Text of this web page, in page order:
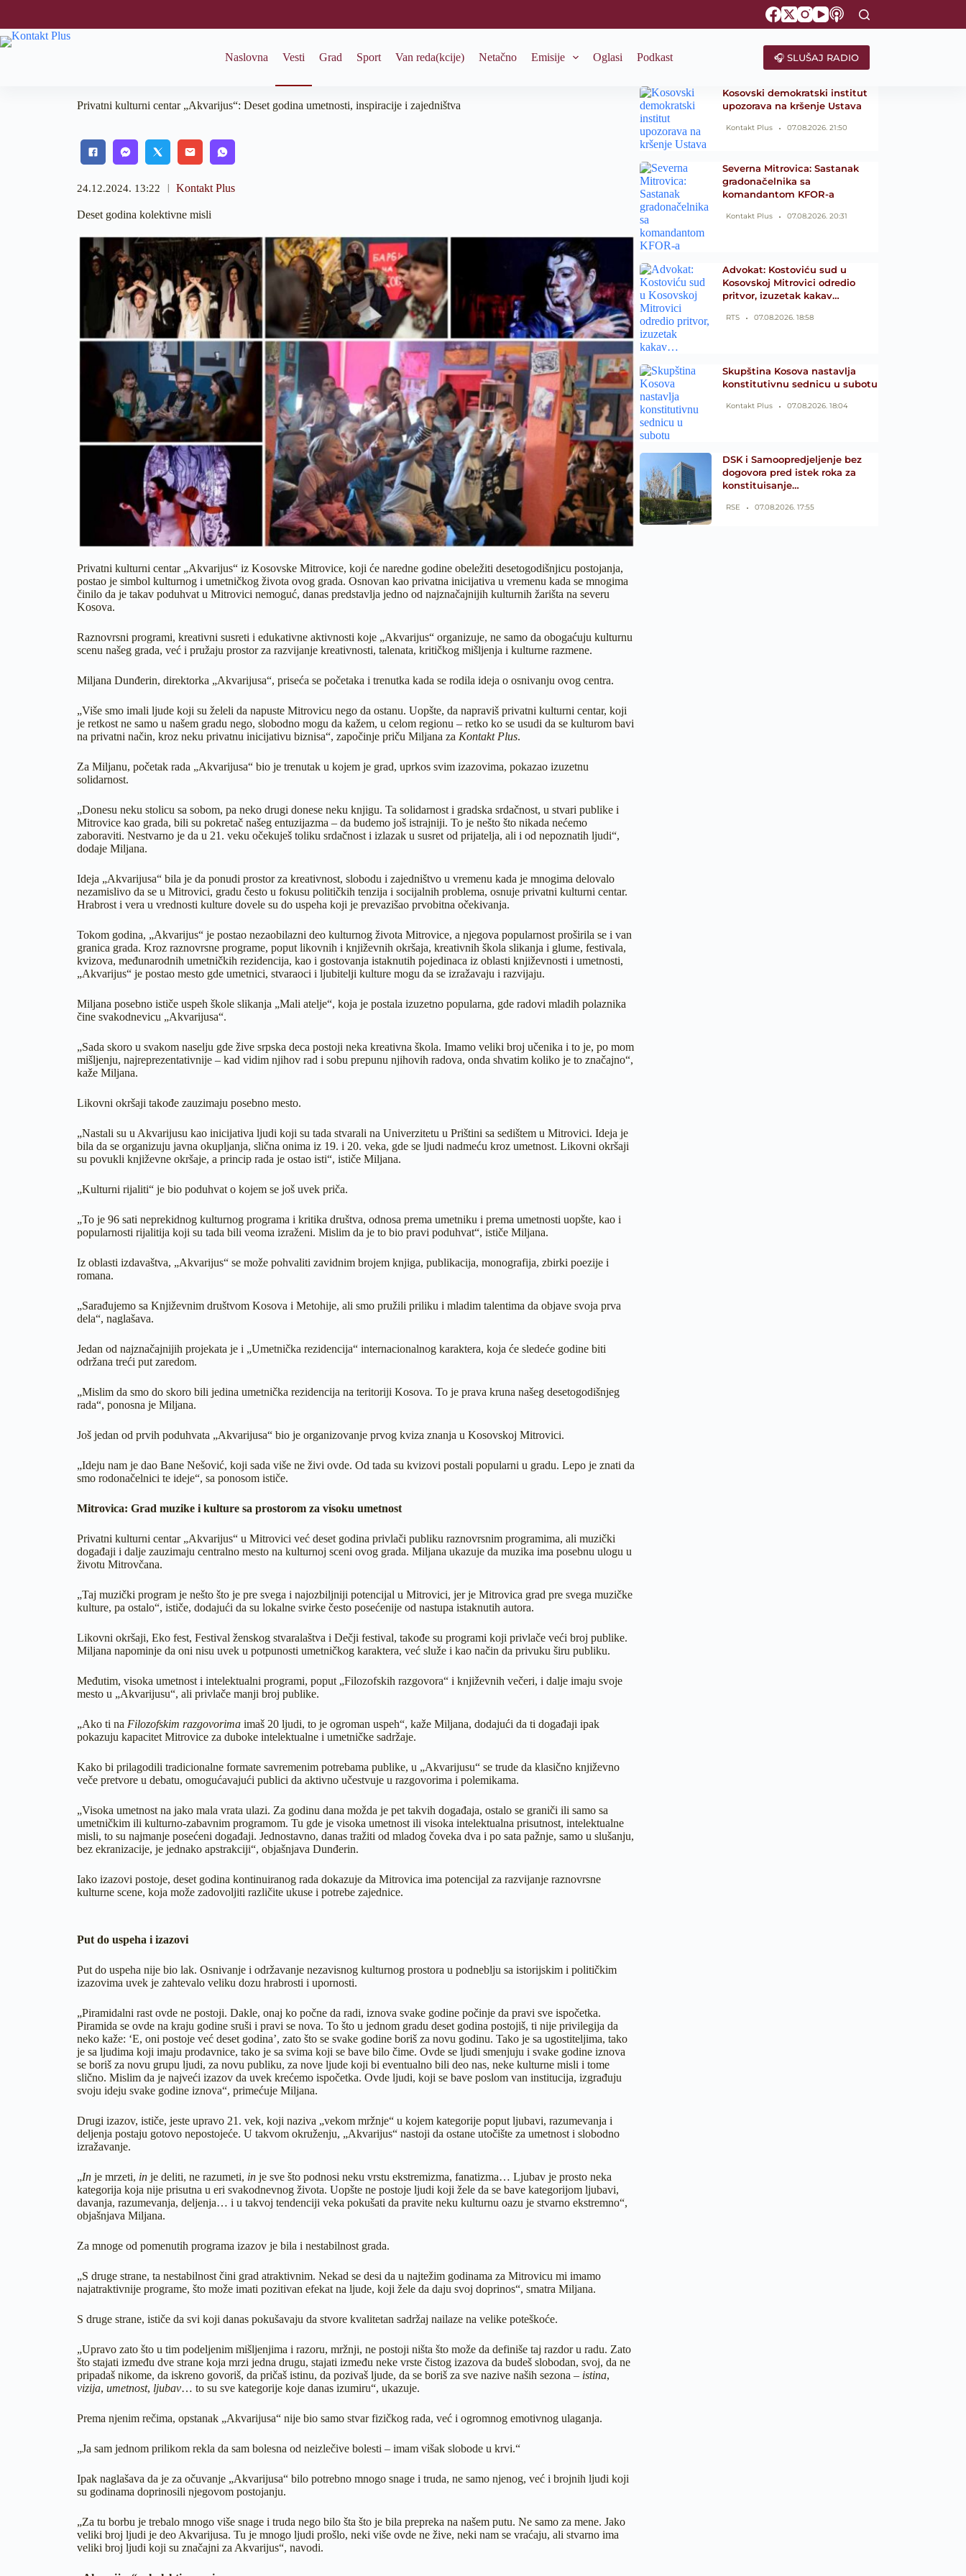
k
i
Naslovna Vesti Grad Sport Van reda(kcije) Netačno Emisije Oglasi Podkast 🎧 SLUŠAJ RADIO
Privatni kulturni centar „Akvarijus“: Deset godina umetnosti, inspiracije i zajedništva
24.12.2024. 13:22 Kontakt Plus
Deset godina kolektivne misli
Privatni kulturni centar „Akvarijus“ iz Kosovske Mitrovice, koji će naredne godine obeležiti desetogodišnjicu postojanja,
postao je simbol kulturnog i umetničkog života ovog grada. Osnovan kao privatna inicijativa u vremenu kada se mnogima
činilo da je takav poduhvat u Mitrovici nemoguć, danas predstavlja jedno od najznačajnijih kulturnih žarišta na severu
Kosova.
Raznovrsni programi, kreativni susreti i edukativne aktivnosti koje „Akvarijus“ organizuje, ne samo da obogaćuju kulturnu
scenu našeg grada, već i pružaju prostor za razvijanje kreativnosti, talenata, kritičkog mišljenja i kulturne razmene.
Miljana Dunđerin, direktorka „Akvarijusa“, priseća se početaka i trenutka kada se rodila ideja o osnivanju ovog centra.
„Više smo imali ljude koji su želeli da napuste Mitrovicu nego da ostanu. Uopšte, da napraviš privatni kulturni centar, koji
je retkost ne samo u našem gradu nego, slobodno mogu da kažem, u celom regionu – retko ko se usudi da se kulturom bavi
na privatni način, kroz neku privatnu inicijativu biznisa“, započinje priču Miljana za Kontakt Plus.
Za Miljanu, početak rada „Akvarijusa“ bio je trenutak u kojem je grad, uprkos svim izazovima, pokazao izuzetnu
solidarnost.
„Donesu neku stolicu sa sobom, pa neko drugi donese neku knjigu. Ta solidarnost i gradska srdačnost, u stvari publike i
Mitrovice kao grada, bili su pokretač našeg entuzijazma – da budemo još istrajniji. To je nešto što nikada nećemo
zaboraviti. Nestvarno je da u 21. veku očekuješ toliku srdačnost i izlazak u susret od prijatelja, ali i od nepoznatih ljudi“,
dodaje Miljana.
Ideja „Akvarijusa“ bila je da ponudi prostor za kreativnost, slobodu i zajedništvo u vremenu kada je mnogima delovalo
nezamislivo da se u Mitrovici, gradu često u fokusu političkih tenzija i socijalnih problema, osnuje privatni kulturni centar.
Hrabrost i vera u vrednosti kulture dovele su do uspeha koji je prevazišao prvobitna očekivanja.
Tokom godina, „Akvarijus“ je postao nezaobilazni deo kulturnog života Mitrovice, a njegova popularnost proširila se i van
granica grada. Kroz raznovrsne programe, poput likovnih i književnih okršaja, kreativnih škola slikanja i glume, festivala,
kvizova, međunarodnih umetničkih rezidencija, kao i gostovanja istaknutih pojedinaca iz oblasti književnosti i umetnosti,
„Akvarijus“ je postao mesto gde umetnici, stvaraoci i ljubitelji kulture mogu da se izražavaju i razvijaju.
Miljana posebno ističe uspeh škole slikanja „Mali atelje“, koja je postala izuzetno popularna, gde radovi mladih polaznika
čine svakodnevicu „Akvarijusa“.
„Sada skoro u svakom naselju gde žive srpska deca postoji neka kreativna škola. Imamo veliki broj učenika i to je, po mom
mišljenju, najreprezentativnije – kad vidim njihov rad i sobu prepunu njihovih radova, onda shvatim koliko je to značajno“,
kaže Miljana.
Likovni okršaji takođe zauzimaju posebno mesto.
„Nastali su u Akvarijusu kao inicijativa ljudi koji su tada stvarali na Univerzitetu u Prištini sa sedištem u Mitrovici. Ideja je
bila da se organizuju javna okupljanja, slična onima iz 19. i 20. veka, gde se ljudi nadmeću kroz umetnost. Likovni okršaji
su povukli književne okršaje, a princip rada je ostao isti“, ističe Miljana.
„Kulturni rijaliti“ je bio poduhvat o kojem se još uvek priča.
„To je 96 sati neprekidnog kulturnog programa i kritika društva, odnosa prema umetniku i prema umetnosti uopšte, kao i
popularnosti rijalitija koji su tada bili veoma izraženi. Mislim da je to bio pravi poduhvat“, ističe Miljana.
Iz oblasti izdavaštva, „Akvarijus“ se može pohvaliti zavidnim brojem knjiga, publikacija, monografija, zbirki poezije i
romana.
„Sarađujemo sa Književnim društvom Kosova i Metohije, ali smo pružili priliku i mladim talentima da objave svoja prva
dela“, naglašava.
Jedan od najznačajnijih projekata je i „Umetnička rezidencija“ internacionalnog karaktera, koja će sledeće godine biti
održana treći put zaredom.
„Mislim da smo do skoro bili jedina umetnička rezidencija na teritoriji Kosova. To je prava kruna našeg desetogodišnjeg
rada“, ponosna je Miljana.
Još jedan od prvih poduhvata „Akvarijusa“ bio je organizovanje prvog kviza znanja u Kosovskoj Mitrovici.
„Ideju nam je dao Bane Nešović, koji sada više ne živi ovde. Od tada su kvizovi postali popularni u gradu. Lepo je znati da
smo rodonačelnici te ideje“, sa ponosom ističe.
Mitrovica: Grad muzike i kulture sa prostorom za visoku umetnost
Privatni kulturni centar „Akvarijus“ u Mitrovici već deset godina privlači publiku raznovrsnim programima, ali muzički
događaji i dalje zauzimaju centralno mesto na kulturnoj sceni ovog grada. Miljana ukazuje da muzika ima posebnu ulogu u
životu Mitrovčana.
„Taj muzički program je nešto što je pre svega i najozbiljniji potencijal u Mitrovici, jer je Mitrovica grad pre svega muzičke
kulture, pa ostalo“, ističe, dodajući da su lokalne svirke često posećenije od nastupa istaknutih autora.
Likovni okršaji, Eko fest, Festival ženskog stvaralaštva i Dečji festival, takođe su programi koji privlače veći broj publike.
Miljana napominje da oni nisu uvek u potpunosti umetničkog karaktera, već služe i kao način da privuku širu publiku.
Međutim, visoka umetnost i intelektualni programi, poput „Filozofskih razgovora“ i književnih večeri, i dalje imaju svoje
mesto u „Akvarijusu“, ali privlače manji broj publike.
„Ako ti na Filozofskim razgovorima imaš 20 ljudi, to je ogroman uspeh“, kaže Miljana, dodajući da ti događaji ipak
pokazuju kapacitet Mitrovice za duboke intelektualne i umetničke sadržaje.
Kako bi prilagodili tradicionalne formate savremenim potrebama publike, u „Akvarijusu“ se trude da klasično književno
veče pretvore u debatu, omogućavajući publici da aktivno učestvuje u razgovorima i polemikama.
„Visoka umetnost na jako mala vrata ulazi. Za godinu dana možda je pet takvih događaja, ostalo se graniči ili samo sa
umetničkim ili kulturno-zabavnim programom. Tu gde je visoka umetnost ili visoka intelektualna prisutnost, intelektualne
misli, to su najmanje posećeni događaji. Jednostavno, danas tražiti od mladog čoveka dva i po sata pažnje, samo u slušanju,
bez ekranizacije, je jednako apstrakciji“, objašnjava Dunđerin.
Iako izazovi postoje, deset godina kontinuiranog rada dokazuje da Mitrovica ima potencijal za razvijanje raznovrsne
kulturne scene, koja može zadovoljiti različite ukuse i potrebe zajednice.
Put do uspeha i izazovi
Put do uspeha nije bio lak. Osnivanje i održavanje nezavisnog kulturnog prostora u podneblju sa istorijskim i političkim
izazovima uvek je zahtevalo veliku dozu hrabrosti i upornosti.
„Piramidalni rast ovde ne postoji. Dakle, onaj ko počne da radi, iznova svake godine počinje da pravi sve ispočetka.
Piramida se ovde na kraju godine sruši i pravi se nova. To što u jednom gradu deset godina postojiš, ti nije privilegija da
neko kaže: ‘E, oni postoje već deset godina’, zato što se svake godine boriš za novu godinu. Tako je sa ugostiteljima, tako
je sa ljudima koji imaju prodavnice, tako je sa svima koji se bave bilo čime. Ovde se ljudi smenjuju i svake godine iznova
se boriš za novu grupu ljudi, za novu publiku, za nove ljude koji bi eventualno bili deo nas, neke kulturne misli i tome
slično. Mislim da je najveći izazov da uvek krećemo ispočetka. Ovde ljudi, koji se bave poslom van institucija, izgrađuju
svoju ideju svake godine iznova“, primećuje Miljana.
Drugi izazov, ističe, jeste upravo 21. vek, koji naziva „vekom mržnje“ u kojem kategorije poput ljubavi, razumevanja i
deljenja postaju gotovo nepostojeće. U takvom okruženju, „Akvarijus“ nastoji da ostane utočište za umetnost i slobodno
izražavanje.
„In je mrzeti, in je deliti, ne razumeti, in je sve što podnosi neku vrstu ekstremizma, fanatizma… Ljubav je prosto neka
kategorija koja nije prisutna u eri svakodnevnog života. Uopšte ne postoje ljudi koji žele da se bave kategorijom ljubavi,
davanja, razumevanja, deljenja… i u takvoj tendenciji veka pokušati da pravite neku kulturnu oazu je stvarno ekstremno“,
objašnjava Miljana.
Za mnoge od pomenutih programa izazov je bila i nestabilnost grada.
„S druge strane, ta nestabilnost čini grad atraktivnim. Nekad se desi da u najtežim godinama za Mitrovicu mi imamo
najatraktivnije programe, što može imati pozitivan efekat na ljude, koji žele da daju svoj doprinos“, smatra Miljana.
S druge strane, ističe da svi koji danas pokušavaju da stvore kvalitetan sadržaj nailaze na velike poteškoće.
„Upravo zato što u tim podeljenim mišljenjima i razoru, mržnji, ne postoji ništa što može da definiše taj razdor u radu. Zato
što stajati između dve strane koja mrzi jedna drugu, stajati između neke vrste čistog izazova da budeš slobodan, svoj, da ne
pripadaš nikome, da iskreno govoriš, da pričaš istinu, da pozivaš ljude, da se boriš za sve nazive naših sezona – istina,
vizija, umetnost, ljubav… to su sve kategorije koje danas izumiru“, ukazuje.
Prema njenim rečima, opstanak „Akvarijusa“ nije bio samo stvar fizičkog rada, već i ogromnog emotivnog ulaganja.
„Ja sam jednom prilikom rekla da sam bolesna od neizlečive bolesti – imam višak slobode u krvi.“
Ipak naglašava da je za očuvanje „Akvarijusa“ bilo potrebno mnogo snage i truda, ne samo njenog, već i brojnih ljudi koji
su godinama doprinosili njegovom postojanju.
„Za tu borbu je trebalo mnogo više snage i truda nego bilo šta što je bila prepreka na našem putu. Ne samo za mene. Jako
veliki broj ljudi je deo Akvarijusa. Tu je mnogo ljudi prošlo, neki više ovde ne žive, neki nam se vraćaju, ali stvarno ima
veliki broj ljudi koji su značajni za Akvarijus“, navodi.
Kosovski demokratski institut
upozorava na kršenje Ustava
Kontakt Plus 07.08.2026. 21:50
Severna Mitrovica: Sastanak
gradonačelnika sa
komandantom KFOR-a
Kontakt Plus 07.08.2026. 20:31
Advokat: Kostoviću sud u
Kosovskoj Mitrovici odredio
pritvor, izuzetak kakav…
RTS 07.08.2026. 18:58
Skupština Kosova nastavlja
konstitutivnu sednicu u subotu
Kontakt Plus 07.08.2026. 18:04
DSK i Samoopredjeljenje bez
dogovora pred istek roka za
konstituisanje…
RSE 07.08.2026. 17:55